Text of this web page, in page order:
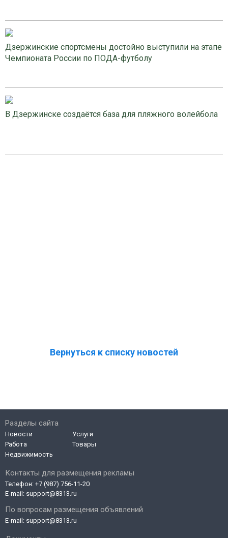
Дзержинские спортсмены достойно выступили на этапе
Чемпионата России по ПОДА-футболу
В Дзержинске создаётся база для пляжного волейбола
Вернуться к списку новостей
Контакты для размещения рекламы
Телефон: +7 (987) 756-11-20
E-mail: support@8313.ru
По вопросам размещения объявлений
E-mail: support@8313.ru
Разделы сайта
Новости
Работа
Недвижимость
Услуги
Товары